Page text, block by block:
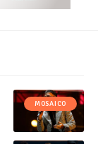
MOSAICO